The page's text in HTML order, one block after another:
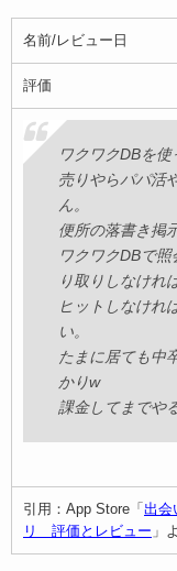
名前/レビュー日
評価
業者だらけ
業者が多いのは
返してくれ〜
ポイント浪費さ
剣に排除する気
引用：App Store「
リ 評価とレビュー
名前/レビュー日
評価
ワクワクDBを
売りやらパパ活
ん。
便所の落書き掲
ワクワクDBで
り取りしなけれ
ヒットしなけれ
い。
たまに居ても中
かりw
課金してまでや
引用：App Store「出会
リ 評価とレビュー 」